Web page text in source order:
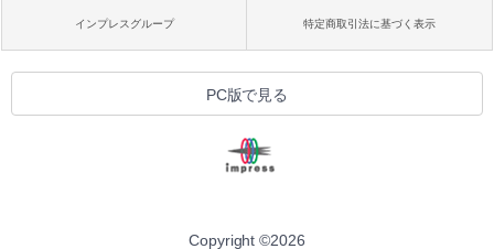
インプレスグループ 特定商取引法に基づく表示
PC版で見る
Copyright ©2026